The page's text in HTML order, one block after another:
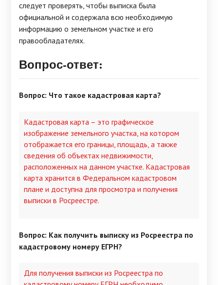
следует проверять, чтобы выписка была
официальной и содержала всю необходимую
информацию о земельном участке и его
правообладателях.
Вопрос-ответ:
Вопрос: Что такое кадастровая карта?
Кадастровая карта – это графическое
изображение земельного участка, на котором
отображается его границы, площадь, а также
сведения об объектах недвижимости,
расположенных на данном участке. Кадастровая
карта хранится в Федеральном кадастровом
плане и доступна для просмотра и получения
выписки в Росреестре.
Вопрос: Как получить выписку из Росреестра по
кадастровому номеру ЕГРН?
Для получения выписки из Росреестра по